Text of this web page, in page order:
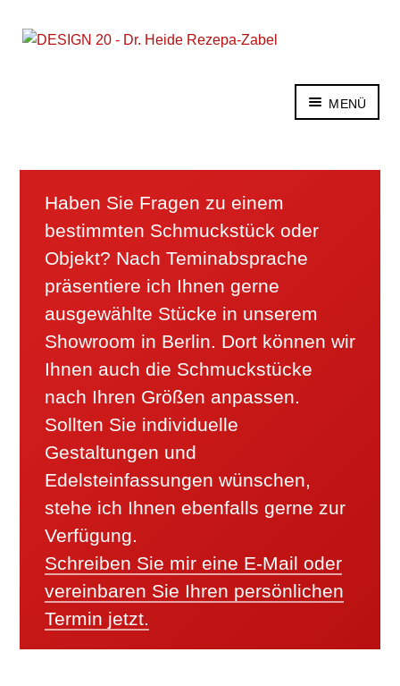
Zur
Zum
MENÜ
Für Verkäufer
Experten-Forum
Haben Sie Fragen zu einem
bestimmten Schmuckstück oder
Objekt? Nach Teminabsprache
präsentiere ich Ihnen gerne
ausgewählte Stücke in unserem
Showroom in Berlin. Dort können wir
Ihnen auch die Schmuckstücke
nach Ihren Größen anpassen.
Sollten Sie individuelle
Gestaltungen und
Edelsteinfassungen wünschen,
stehe ich Ihnen ebenfalls gerne zur
Verfügung.
Schreiben Sie mir eine E-Mail oder
vereinbaren Sie Ihren persönlichen
Termin jetzt.